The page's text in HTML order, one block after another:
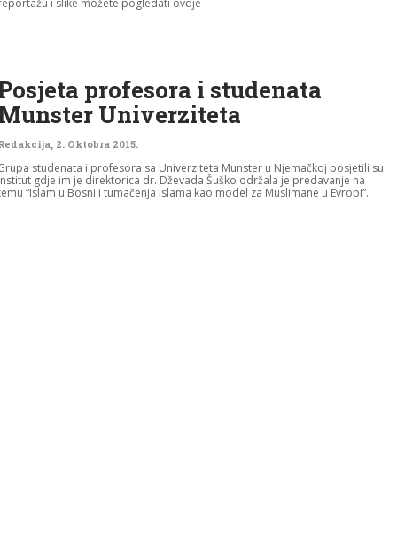
i slike možete pogledati ovdje
profesora i studenata
Univerziteta
, 2. Oktobra 2015.
studenata i profesora sa Univerziteta Munster u Njemačkoj posjetili su
gdje im je direktorica dr. Dževada Šuško održala je predavanje na
“Islam u Bosni i tumačenja islama kao model za Muslimane u Evropi”.